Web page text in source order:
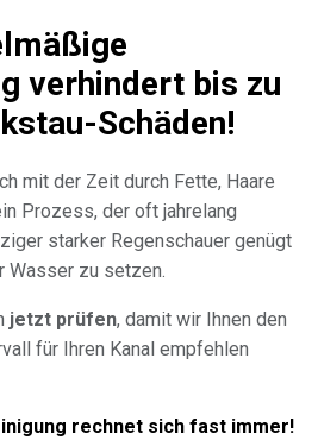
verhindert bis zu
Schäden!
mit der Zeit durch Fette, Haare
Prozess, der oft jahrelang
starker Regenschauer genügt
Wasser zu setzen.
jetzt prüfen, damit wir Ihnen den
für Ihren Kanal empfehlen
rechnet sich fast immer!